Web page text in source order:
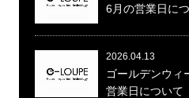
6月の営業日に
2026.04.13
ゴールデンウィ
営業日について